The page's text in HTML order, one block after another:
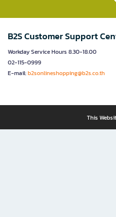
B2S Customer Support
Workday Service Hours 8.30-18.00
02-115-0999
E-mail:b2sonlineshopping@b2s.co.th
This